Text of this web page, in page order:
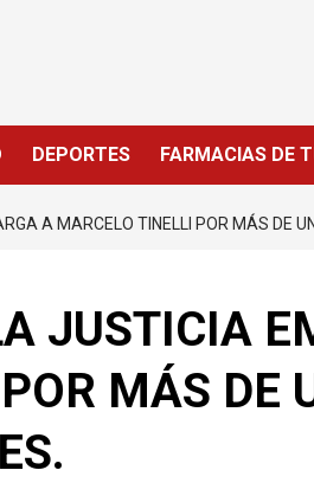
DEPORTES FARMACIAS DE
A MARCELO TINELLI POR MÁS DE
JUSTICIA
MÁS DE